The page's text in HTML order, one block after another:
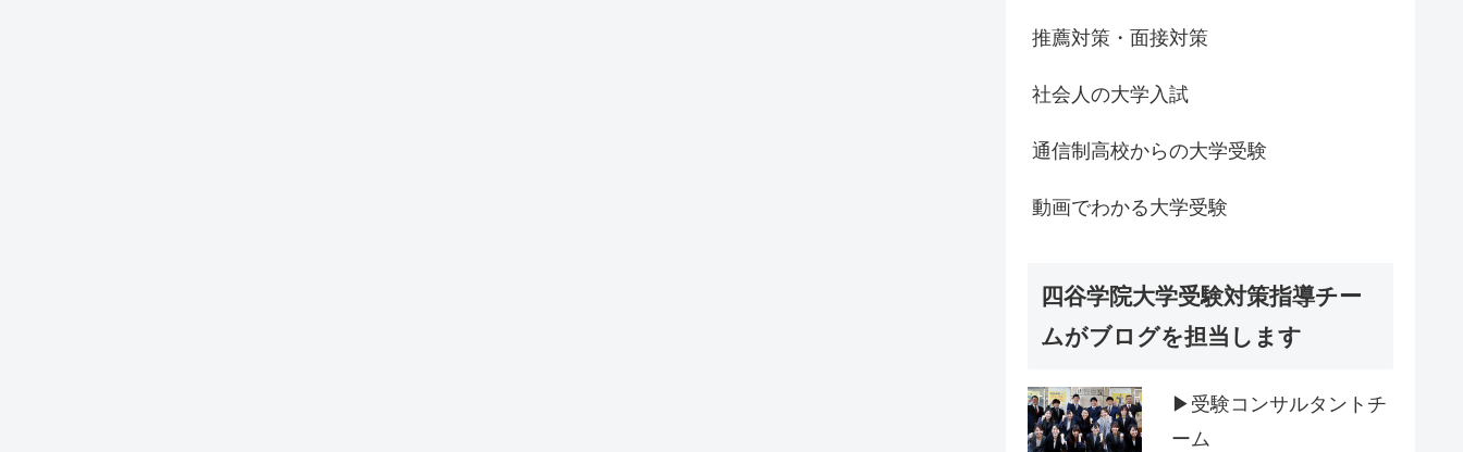
推薦対策・面接対策
社会人の大学入試
通信制高校からの大学受験
動画でわかる大学受験
四谷学院大学受験対策指導チー
ムがブログを担当します
▶受験コンサルタントチ
ーム